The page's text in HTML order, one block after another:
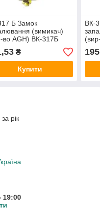
Б Замок
(вимикач)
во AGH) ВК-317Б
₴
Купити
ВК-
195
рік
19:00